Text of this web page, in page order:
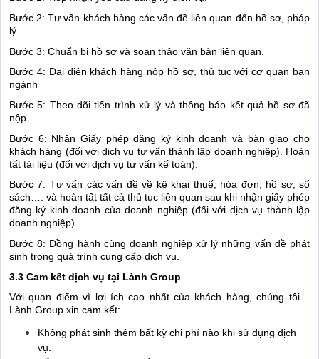
Bước 2: Tư vấn khách hàng các vấn đề liên quan đến hồ sơ, pháp
lý.
Bước 3: Chuẩn bị hồ sơ và soạn thảo văn bản liên quan.
Bước 4: Đại diện khách hàng nộp hồ sơ, thủ tục với cơ quan ban
ngành
Bước 5: Theo dõi tiến trình xử lý và thông báo kết quả hồ sơ đã
nộp.
Bước 6: Nhận Giấy phép đăng ký kinh doanh và bàn giao cho
khách hàng (đối với dich vụ tư vấn thành lập doanh nghiệp). Hoàn
tất tài liệu (đối với dịch vụ tư vấn kế toán).
Bước 7: Tư vấn các vấn đề về kê khai thuế, hóa đơn, hồ sơ, sổ
sách…. và hoàn tất tất cả thủ tục liên quan sau khi nhận giấy phép
đăng ký kinh doanh của doanh nghiệp (đối với dịch vụ thành lập
doanh nghiệp).
Bước 8: Đồng hành cùng doanh nghiệp xử lý những vấn đề phát
sinh trong quá trình cung cấp dịch vụ.
3.3 Cam kết dịch vụ tại Lành Group
Với quan điểm vì lợi ích cao nhất của khách hàng, chúng tôi –
Lành Group xin cam kết:
Không phát sinh thêm bất kỳ chi phí nào khi sử dụng dịch
vụ.